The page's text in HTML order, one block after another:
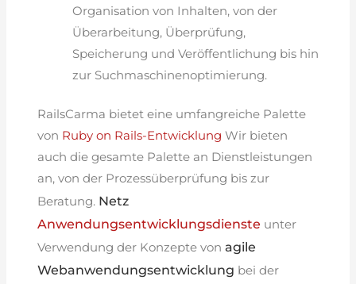
Organisation von Inhalten, von der
Überarbeitung, Überprüfung,
Speicherung und Veröffentlichung bis hin
zur Suchmaschinenoptimierung.
RailsCarma bietet eine umfangreiche Palette
von Ruby on Rails-Entwicklung Wir bieten
auch die gesamte Palette an Dienstleistungen
an, von der Prozessüberprüfung bis zur
Beratung. Netz
Anwendungsentwicklungsdienste unter
Verwendung der Konzepte vonagile
Webanwendungsentwicklung bei der